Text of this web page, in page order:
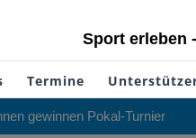
Sport erleben
Termine
gewinnen Pokal-Turnier